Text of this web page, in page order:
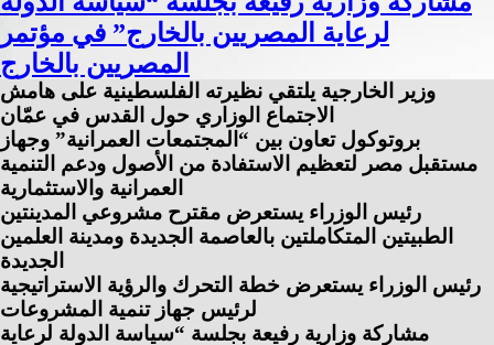
لرعاية المصريين بالخارج” في مؤتمر
المصريين بالخارج
وزير الخارجية يلتقي نظيرته الفلسطينية على هامش
الاجتماع الوزاري حول القدس في عمّان
بروتوكول تعاون بين “المجتمعات العمرانية” وجهاز
مستقبل مصر لتعظيم الاستفادة من الأصول ودعم التنمية
العمرانية والاستثمارية
رئيس الوزراء يستعرض مقترح مشروعي المدينتين
الطبيتين المتكاملتين بالعاصمة الجديدة ومدينة العلمين
الجديدة
رئيس الوزراء يستعرض خطة التحرك والرؤية الاستراتيجية
لرئيس جهاز تنمية المشروعات
مشاركة وزارية رفيعة بجلسة “سياسة الدولة لرعاية